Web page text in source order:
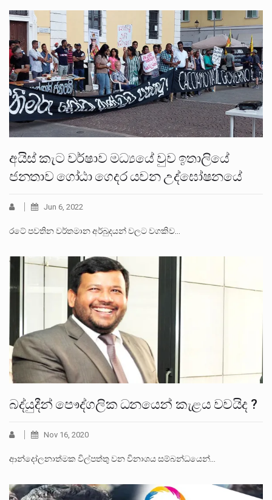
අයිස් කැට වර්ෂාව මධ්‍යයේ වුව ඉතාලියේ
ජනතාව ගෝඨා ගෙදර යවන උද්ඝෝෂනයේ
Jun 6, 2022
රටේ පවතින වර්තමාන අර්බුදයන් වලට වගකිව…
බද්යුදීන් පෞද්ගලික ධනයෙන් කැළය වවයිද ?
Nov 16, 2020
ආන්දෝලනාත්මක විල්පත්තු වන විනාශය සම්බන්ධයෙන්…